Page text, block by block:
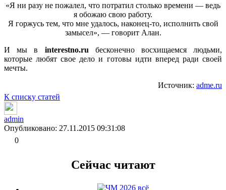
«Я ни разу не пожалел, что потратил столько времени — ведь
я обожаю свою работу.
Я горжусь тем, что мне удалось, наконец-то, исполнить свой
замысел», — говорит Алан.
И мы в interestno.ru бесконечно восхищаемся людьми,
которые любят свое дело и готовы идти вперед ради своей
мечты.
Источник: adme.ru
К списку статей
admin
Опубликовано: 27.11.2015 09:31:08
0
Сейчас читают